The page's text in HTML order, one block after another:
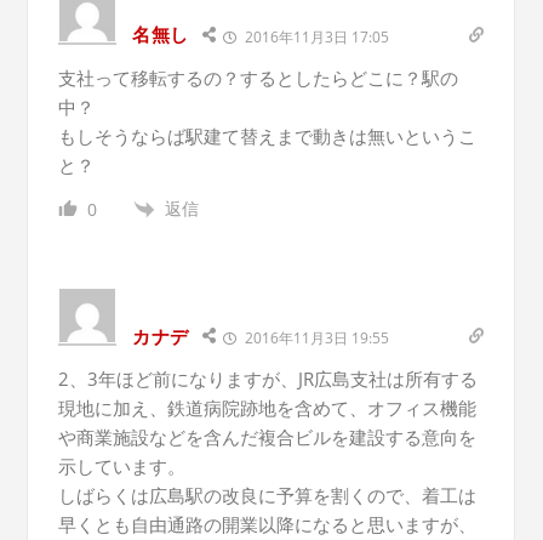
名無し 2016年11月3日 17:05
支社って移転するの？するとしたらどこに？駅の
中？
もしそうならば駅建て替えまで動きは無いというこ
と？
0 返信
カナデ 2016年11月3日 19:55
2、3年ほど前になりますが、JR広島支社は所有する
現地に加え、鉄道病院跡地を含めて、オフィス機能
や商業施設などを含んだ複合ビルを建設する意向を
示しています。
しばらくは広島駅の改良に予算を割くので、着工は
早くとも自由通路の開業以降になると思いますが、